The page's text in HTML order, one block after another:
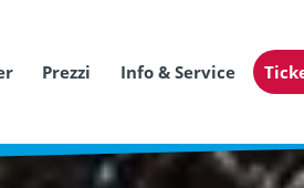
Prezzi Info & Service